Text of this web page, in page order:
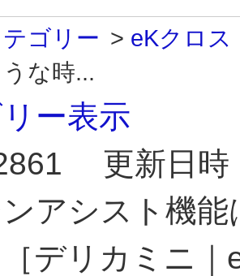
ゴリー > eKクロス
な時...
ー表示
更新日
アシスト機
デリカミニ